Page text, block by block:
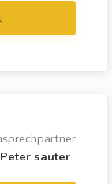
Peter sauter